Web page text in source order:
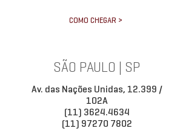
COMO CHEGAR >
SÃO PAULO | SP
Av. das Nações Unidas, 12.399 /
102A
(11) 3624.4634
(11) 97270 7802